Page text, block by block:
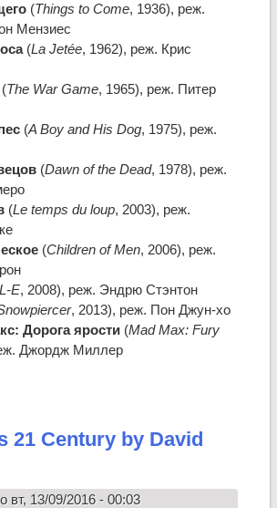
(Things to Come, 1936), реж.
Мензиес
(La Jetée, 1962), реж. Крис
The War Game, 1965), реж. Питер
(A Boy and His Dog, 1975), реж.
(Dawn of the Dead, 1978), реж.
(Le temps du loup, 2003), реж.
(Children of Men, 2006), реж.
E, 2008), реж. Эндрю Стэнтон
, 2013), реж. Пон Джун-хо
Дорога ярости(Mad Max: Fury
Джордж Миллер
21 Century by David
вт, 13/09/2016 - 00:03